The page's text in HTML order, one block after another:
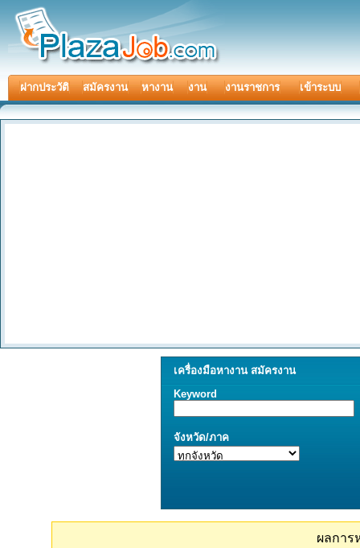
ฝากประวัติ สมัครงาน หางาน งาน งานราชการ เข้าระบบ
เครื่องมือหางาน สมัครงาน
Keyword
จังหวัด/ภาค
ผลการ